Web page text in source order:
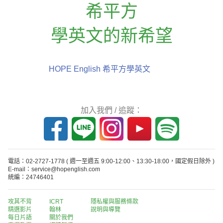
希平方
學英文的新希望
HOPE English 希平方學英文
加入我們 / 追蹤：
電話：02-2727-1778 ( 週一至週五 9:00-12:00、13:30-18:00，國定假日除外 )
E-mail：service@hopenglish.com
統編：24746401
攻其不背
精選影片
每日片語
ICRT
翰林
關於我們
隱私權與服務條款
說明與導覽